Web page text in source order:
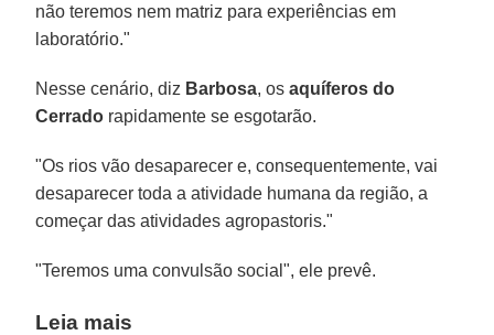
não teremos nem matriz para experiências em
laboratório."
Nesse cenário, diz Barbosa, osaquíferos do
Cerrado rapidamente se esgotarão.
"Os rios vão desaparecer e, consequentemente, vai
desaparecer toda a atividade humana da região, a
começar das atividades agropastoris."
"Teremos uma convulsão social", ele prevê.
Leia mais